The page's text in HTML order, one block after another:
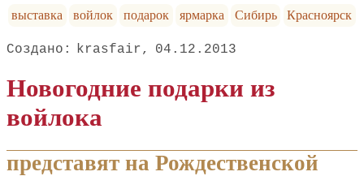
выставка
войлок подарок ярмарка Сибирь Красноярск
krasfair 04.12.2013
Новогодние подарки из
войлока
представят на Рождественской